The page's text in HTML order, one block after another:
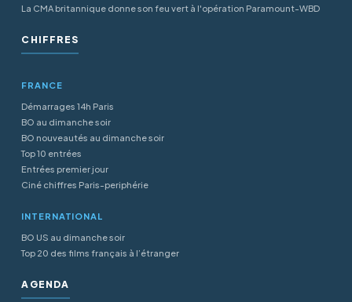
La CMA britannique donne son feu vert à l'opération Paramount-WBD
CHIFFRES
FRANCE
Démarrages 14h Paris
BO au dimanche soir
BO nouveautés au dimanche soir
Top 10 entrées
Entrées premier jour
Ciné chiffres Paris-periphérie
INTERNATIONAL
BO US au dimanche soir
Top 20 des films français à l’étranger
AGENDA